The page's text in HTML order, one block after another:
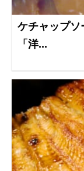
ケチャップ
「洋...